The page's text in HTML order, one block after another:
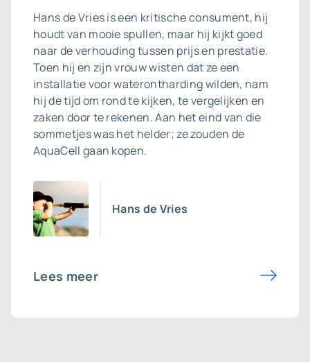
Hans de Vries is een kritische consument, hij
houdt van mooie spullen, maar hij kijkt goed
naar de verhouding tussen prijs en prestatie.
Toen hij en zijn vrouw wisten dat ze een
installatie voor waterontharding wilden, nam
hij de tijd om rond te kijken, te vergelijken en
zaken door te rekenen. Aan het eind van die
sommetjes was het helder; ze zouden de
AquaCell gaan kopen.
Hans de Vries
Lees meer